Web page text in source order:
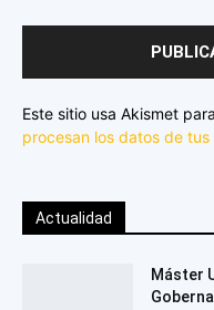
Este sitio usa Akismet
procesan los datos de tus
Actualidad
Máster